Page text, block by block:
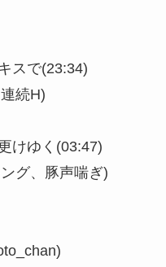
スで(23:34)
続H)
けゆく(03:47)
グ、豚声喘ぎ)